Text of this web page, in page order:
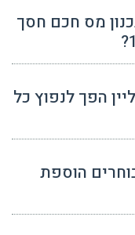
מס חכם חסך
הפך לנפוץ כל
הוספת